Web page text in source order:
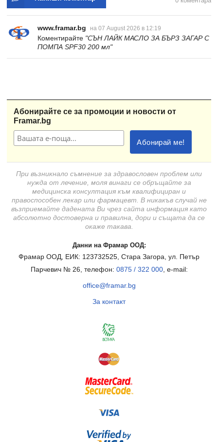
www.framar.bg на 07 August 2026 в 12:19
Коментирайте "СЪН ЛАЙК МАСЛО ЗА БЪРЗ ЗАГАР С
ПОМПА SPF30 200 мл"
Абонирайте се за промоции и новости от
Framar.bg
При възникнало съмнение за здравословен проблем или
нужда от лечение, моля винаги се обръщайте за
медицинска консултация към квалифициран и
правоспособен лекар или фармацевт. В никакъв случай не
възприемайте дадената Ви чрез сайта информация като
абсолютно достоверна и правилна, дори и същата да се
окаже такава.
Данни на Фрамар ООД:
Фрамар ООД, ЕИК: 123732525, Стара Загора, ул. Петър
Парчевич № 26, телефон: 0875 / 322 000, e-mail:
office@framar.bg
За контакт